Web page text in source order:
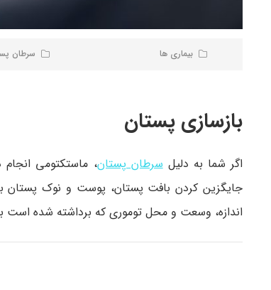
بیماری ها سرطان
بازسازی پستان
اگر شما به دلیلسرطان پستان، ماستکتومی انجام
جایگزین کردن بافت پستان، پوست و نوک پستان
اندازه، وسعت و محل توموری که برداشته شده